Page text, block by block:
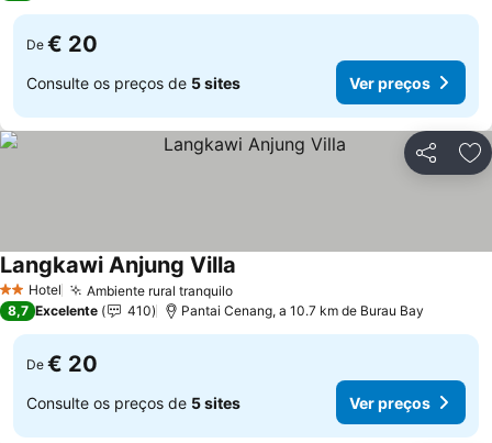
De € 20
Consulte os preços de 5 sites Ver preços
Partilhar
2 Estrelas
Hotel Ambiente rural tranquiloVer preços
Langkawi Anjung Villa
8,7 Excelente 410 Pantai Cenang, a 10.7 km de Burau Bay
De € 20
Consulte os preços de 5 sites Ver preços